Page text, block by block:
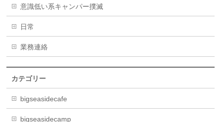
意識低い系キャンパー撲滅
日常
業務連絡
カテゴリー
bigseasidecafe
bigseasidecamp